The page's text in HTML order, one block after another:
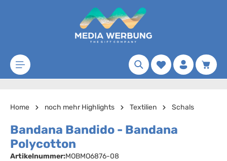
Zum Hauptinhalt springen
Merkzettel
Home noch mehr Highlights Textilien Schals
Bandana Bandido - Bandana
Polycotton
Artikelnummer:MOBMO6876-08